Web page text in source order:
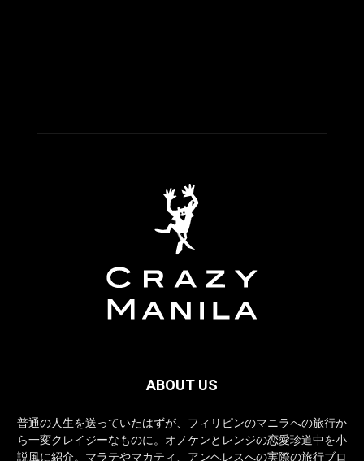
ABOUT US
普通の人生を送っていたはずが、フィリピンのマニラへの旅行か
ら一変クレイジーなものに。オノケンとレンジの恋愛珍道中を小
説風に紹介。マラテやマカティ、アンヘレスへの実際の旅行ブロ